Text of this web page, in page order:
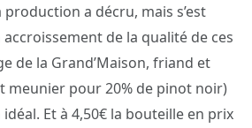
production a décru, mais s’est
accroissement de la qualité de ces
de la Grand’Maison, friand et
meunier pour 20% de pinot noir)
Et à 4,50€ la bouteille en prix